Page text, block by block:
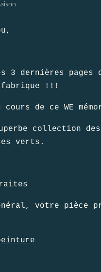
dernières pages
!!!
de ce WE
collection
verts.
votre pièce